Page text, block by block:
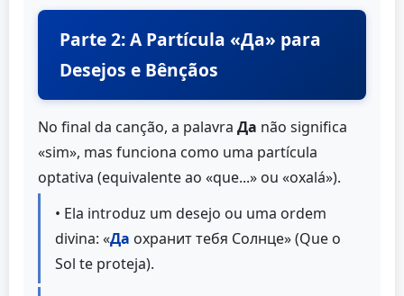
Parte 2: A Partícula «Да» para
Desejos e Bênçãos
No final da canção, a palavra Да não significa
«sim», mas funciona como uma partícula
optativa (equivalente ao «que...» ou «oxalá»).
• Ela introduz um desejo ou uma ordem
divina: «Да охранит тебя Солнце» (Que o
Sol te proteja).